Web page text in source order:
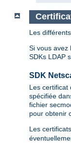
Les
Si vous avez
SDKs LDAP
SDK
Les certificat
spécifiée
fichier
pour obtenir
Les